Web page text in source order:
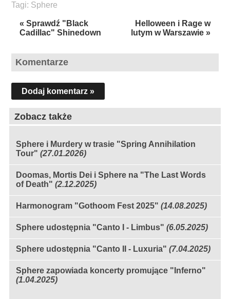
Tagi: Sphere
« Sprawdź "Black
Cadillac" Shinedown
Helloween i Rage w
lutym w Warszawie »
Komentarze
Dodaj komentarz »
Zobacz także
Sphere i Murdery w trasie "Spring Annihilation
Tour" (27.01.2026)
Doomas, Mortis Dei i Sphere na "The Last Words
of Death" (2.12.2025)
Harmonogram "Gothoom Fest 2025" (14.08.2025)
Sphere udostępnia "Canto I - Limbus" (6.05.2025)
Sphere udostępnia "Canto II - Luxuria" (7.04.2025)
Sphere zapowiada koncerty promujące "Inferno"
(1.04.2025)